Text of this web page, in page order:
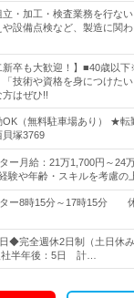
・加工・検査業務を行な
設備点検など、製造に関
新卒も大歓迎！】■40歳以
技術や資格を身につけた
はぜひ!!
（無料駐車場あり） ★転
貝塚3769
ー月給：21万1,700円～24
験や年齢・スキルを考慮の
ター8時15分～17時15分
◆完全週休2日制（土日休
社半年後：5日 計…